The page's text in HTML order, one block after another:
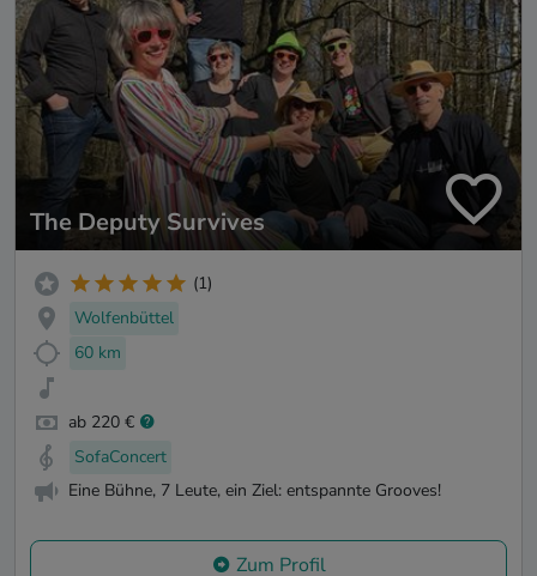
The Deputy Survives
(1)
Wolfenbüttel
60 km
ab 220 €
SofaConcert
Eine Bühne, 7 Leute, ein Ziel: entspannte Grooves!
Zum Profil